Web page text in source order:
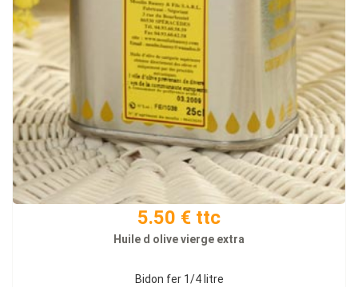
5.50 € ttc
Huile d olive vierge extra
Bidon fer 1/4 litre